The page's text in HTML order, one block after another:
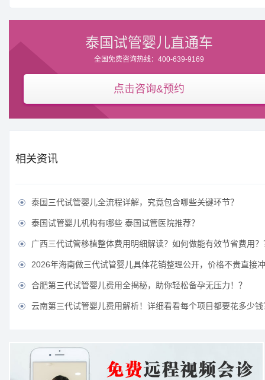
泰国试管婴儿直通车
全国免费咨询热线：400-639-9169
点击咨询&预约
相关资讯
 泰国三代试管婴儿全流程详解，究竟包含哪些关键环节？
 泰国试管婴儿机构有哪些 泰国试管医院推荐？
 广西三代试管移植整体费用明细解读？如何做能有效节省费用？
 2026年海南做三代试管婴儿具体花销整理公开，价格不贵直接冲！？
 合肥第三代试管婴儿费用全揭秘，助你轻松备孕无压力！？
 云南第三代试管婴儿费用解析！详细看看每个项目都要花多少钱